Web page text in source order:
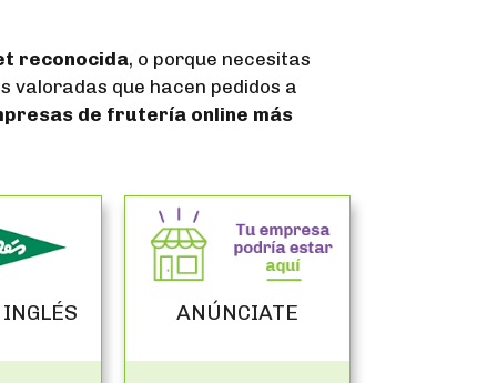
reconocida, o porque necesitas
valoradas que hacen pedidos a
de frutería online más
ANÚNCIATE